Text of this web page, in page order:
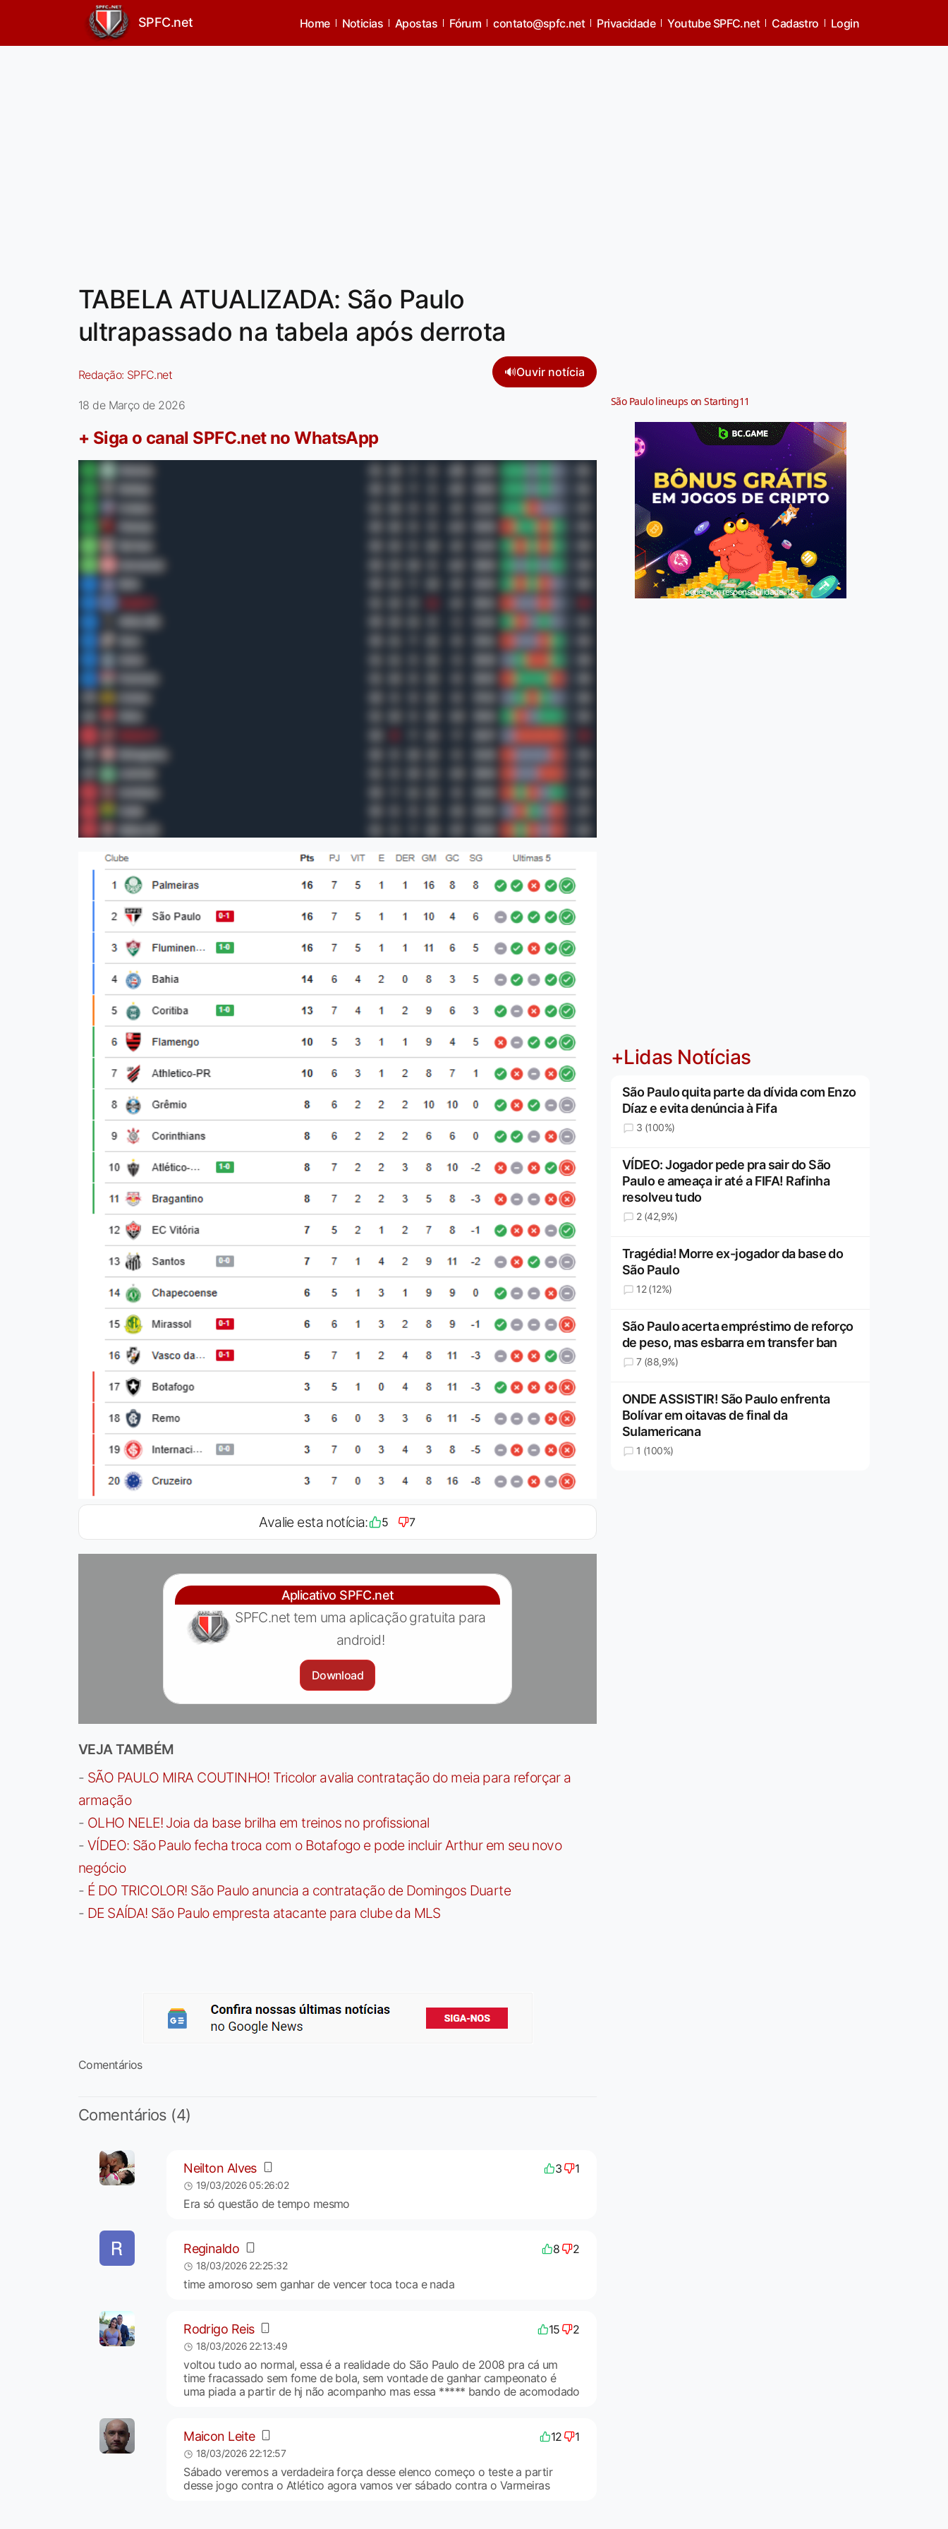
SPFC.net Home Noticias Apostas Fórum contato@spfc.net Privacidade Youtube SPFC.net Cadastro Login
TABELA ATUALIZADA: São Paulo
ultrapassado na tabela após derrota
Redação: SPFC.net 🔊Ouvir notícia
18 de Março de 2026
+ Siga o canal SPFC.net no WhatsApp
Avalie esta notícia: 5 7
Aplicativo SPFC.net
SPFC.net tem uma aplicação gratuita para
android!
Download
VEJA TAMBÉM
- SÃO PAULO MIRA COUTINHO! Tricolor avalia contratação do meia para reforçar a
armação
- OLHO NELE! Joia da base brilha em treinos no profissional
- VÍDEO: São Paulo fecha troca com o Botafogo e pode incluir Arthur em seu novo
negócio
- É DO TRICOLOR! São Paulo anuncia a contratação de Domingos Duarte
- DE SAÍDA! São Paulo empresta atacante para clube da MLS
Comentários
Comentários (4)
Neilton Alves 3 1
19/03/2026 05:26:02
Era só questão de tempo mesmo
Reginaldo 8 2
18/03/2026 22:25:32
time amoroso sem ganhar de vencer toca toca e nada
Rodrigo Reis 15 2
18/03/2026 22:13:49
voltou tudo ao normal, essa é a realidade do São Paulo de 2008 pra cá um
time fracassado sem fome de bola, sem vontade de ganhar campeonato é
uma piada a partir de hj não acompanho mas essa ***** bando de acomodado
Maicon Leite 12 1
18/03/2026 22:12:57
Sábado veremos a verdadeira força desse elenco começo o teste a partir
desse jogo contra o Atlético agora vamos ver sábado contra o Varmeiras
São Paulo lineups on Starting11
Jogue com responsabilidade. 18+
+Lidas Notícias
São Paulo quita parte da dívida com Enzo
Díaz e evita denúncia à Fifa
3 (100%)
VÍDEO: Jogador pede pra sair do São
Paulo e ameaça ir até a FIFA! Rafinha
resolveu tudo
2 (42,9%)
Tragédia! Morre ex-jogador da base do
São Paulo
12 (12%)
São Paulo acerta empréstimo de reforço
de peso, mas esbarra em transfer ban
7 (88,9%)
ONDE ASSISTIR! São Paulo enfrenta
Bolívar em oitavas de final da
Sulamericana
1 (100%)